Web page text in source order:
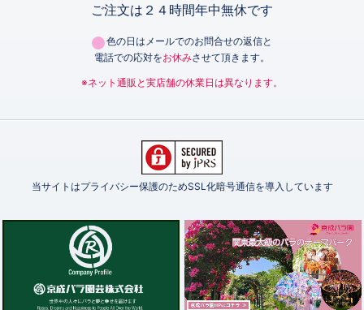
ご注文は２４時間年中無休です
色の日はメールでのお問合せの返信と
電話での応対をお休みさせて頂きます。
※ネット通販と実店舗の休業日は異なります。
当サイトはプライバシー保護のためSSL化暗号通信を導入しています